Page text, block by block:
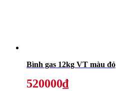
Bình gas 12kg VT màu đỏ
520000₫